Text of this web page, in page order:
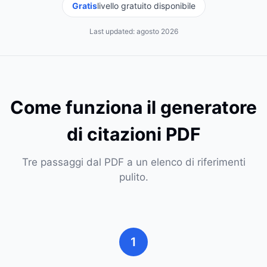
Gratislivello gratuito disponibile
Last updated: agosto 2026
Come funziona il generatore
di citazioni PDF
Tre passaggi dal PDF a un elenco di riferimenti
pulito.
1